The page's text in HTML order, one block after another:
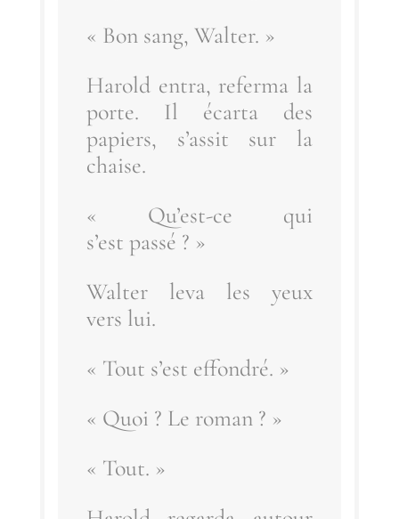
« Bon sang, Walter. »
Harold entra, refer­ma la
porte. Il écar­ta des
papiers, s’as­sit sur la
chaise.
« Qu’est-ce qui
s’est passé ? »
Wal­ter leva les yeux
vers lui.
« Tout s’est effondré. »
« Quoi ? Le roman ? »
« Tout. »